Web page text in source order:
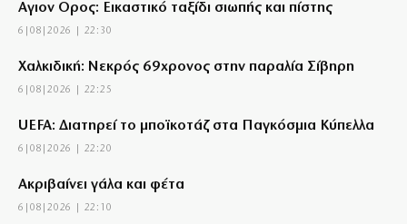
Αγιον Ορος: Εικαστικό ταξίδι σιωπής και πίστης
6|08|2026 | 22:30
Χαλκιδική: Νεκρός 69χρονος στην παραλία Σίβηρη
6|08|2026 | 22:25
UEFA: Διατηρεί το μποϊκοτάζ στα Παγκόσμια Κύπελλα
6|08|2026 | 22:20
Aκριβαίνει γάλα και φέτα
6|08|2026 | 22:10